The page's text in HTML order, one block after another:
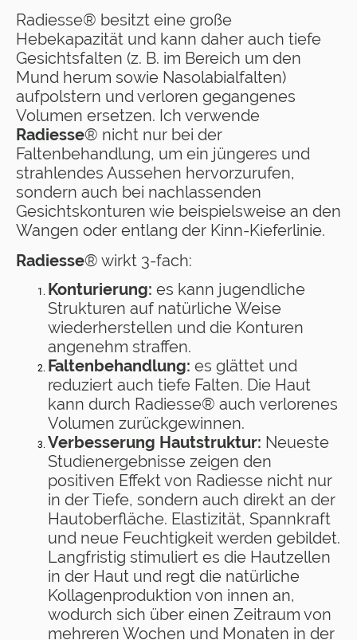
Radiesse® besitzt eine große
Hebekapazität und kann daher auch tiefe
Gesichtsfalten (z. B. im Bereich um den
Mund herum sowie Nasolabialfalten)
aufpolstern und verloren gegangenes
Volumen ersetzen. Ich verwende
Radiesse® nicht nur bei der
Faltenbehandlung, um ein jüngeres und
strahlendes Aussehen hervorzurufen,
sondern auch bei nachlassenden
Gesichtskonturen wie beispielsweise an den
Wangen oder entlang der Kinn-Kieferlinie.
Radiesse® wirkt 3-fach:
Konturierung: es kann jugendliche
Strukturen auf natürliche Weise
wiederherstellen und die Konturen
angenehm straffen.
Faltenbehandlung: es glättet und
reduziert auch tiefe Falten. Die Haut
kann durch Radiesse® auch verlorenes
Volumen zurückgewinnen.
Verbesserung Hautstruktur: Neueste
Studienergebnisse zeigen den
positiven Effekt von Radiesse nicht nur
in der Tiefe, sondern auch direkt an der
Hautoberfläche. Elastizität, Spannkraft
und neue Feuchtigkeit werden gebildet.
Langfristig stimuliert es die Hautzellen
in der Haut und regt die natürliche
Kollagenproduktion von innen an,
wodurch sich über einen Zeitraum von
mehreren Wochen und Monaten in der